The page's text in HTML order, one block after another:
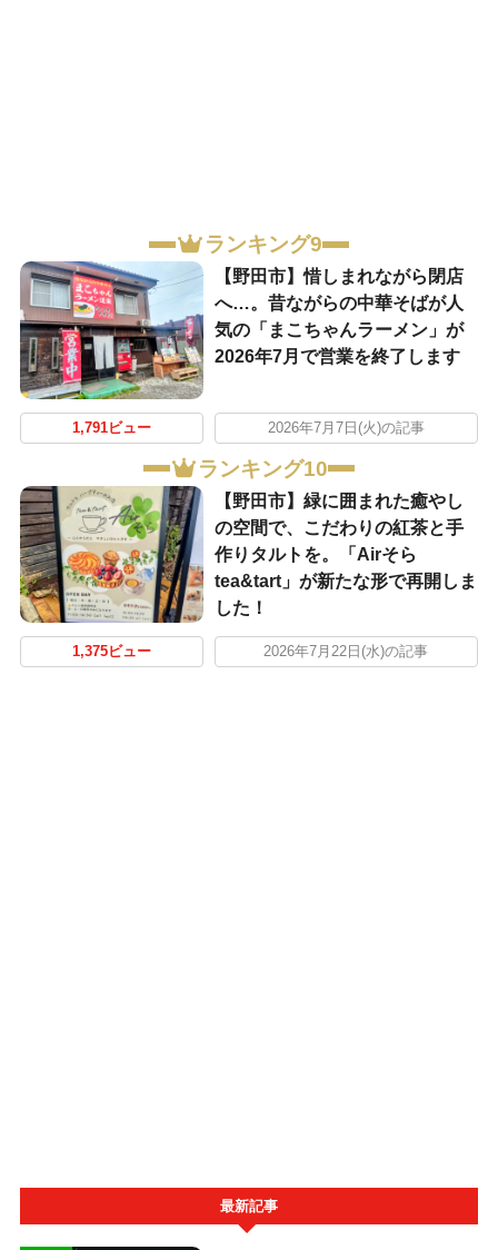
ランキング9
【野田市】惜しまれながら閉店
へ…。昔ながらの中華そばが人
気の「まこちゃんラーメン」が
2026年7月で営業を終了します
1,791ビュー 2026年7月7日(火)の記事
ランキング10
【野田市】緑に囲まれた癒やし
の空間で、こだわりの紅茶と手
作りタルトを。「Airそら
tea&tart」が新たな形で再開しま
した！
1,375ビュー 2026年7月22日(水)の記事
最新記事